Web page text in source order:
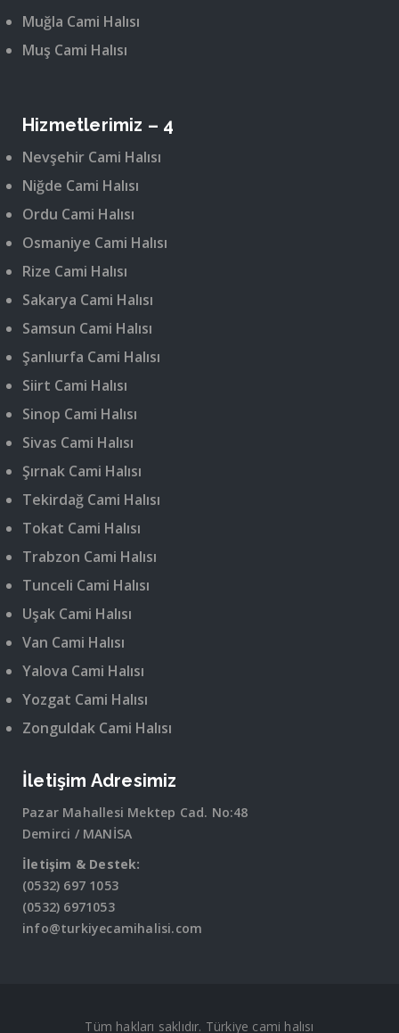
Muğla Cami Halısı
Muş Cami Halısı
Hizmetlerimiz – 4
Nevşehir Cami Halısı
Niğde Cami Halısı
Ordu Cami Halısı
Osmaniye Cami Halısı
Rize Cami Halısı
Sakarya Cami Halısı
Samsun Cami Halısı
Şanlıurfa Cami Halısı
Siirt Cami Halısı
Sinop Cami Halısı
Sivas Cami Halısı
Şırnak Cami Halısı
Tekirdağ Cami Halısı
Tokat Cami Halısı
Trabzon Cami Halısı
Tunceli Cami Halısı
Uşak Cami Halısı
Van Cami Halısı
Yalova Cami Halısı
Yozgat Cami Halısı
Zonguldak Cami Halısı
İletişim Adresimiz
Pazar Mahallesi Mektep Cad. No:48
Demirci / MANİSA
İletişim & Destek:
(0532) 697 1053
(0532) 6971053
info@turkiyecamihalisi.com
Tüm hakları saklıdır. Türkiye cami halısı